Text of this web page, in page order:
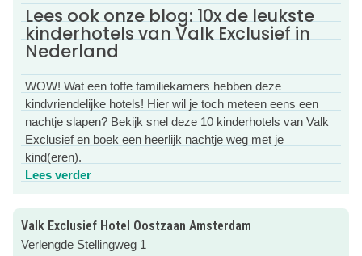
verdieping met uitzicht over de omgeving. Na een heerlijke
nacht in de luxe, ruime familiekamer schuif je de volgende
ochtend zo aan bij het legendarische live-cooking
Comfortabele familiekamers
Geen gedoe met krappe slaapbanken; hier slaap je
gezellig écht samen in een familiekamer waar je met z’n 4-
en samen in de kamer slaapt, of in een familiekamer met
een aparte kinderslaapkamer met stapelbed. Verrassing
Wat maakt dit een kidsproof hotel?
Lees ook onze blog: 10x de leukste
kinderhotels van Valk Exclusief in
Nederland
WOW! Wat een toffe familiekamers hebben deze
kindvriendelijke hotels! Hier wil je toch meteen eens een
nachtje slapen? Bekijk snel deze 10 kinderhotels van Valk
Exclusief en boek een heerlijk nachtje weg met je
kind(eren).
Lees verderLees verder
Valk Exclusief Hotel Oostzaan Amsterdam
Verlengde Stellingweg 1